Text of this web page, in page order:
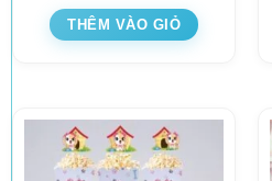
THÊM VÀO GIỎ